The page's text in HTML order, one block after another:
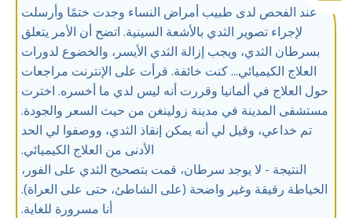
عند الفحص لدى طبيب أمراض النساء وجدت ختمًا وأرسلت
لإجراء تصوير الثدي بالأشعة السينية. اتضح أن الأمر يتعلق
بسرطان الثدي، ويجب إزالة الثدي الأيسر، والخضوع لدورات
العلاج الكيميائي... كنت خائفة. قرأت على الإنترنت مراجعات
حول العلاج في ألمانيا وقررت أنه ليس لدي ما أخسره. اخترت
مستشفى المدينة في مدينة زولينغن من حيث السعر والجودة.
تم خداعي، وقيل لي أنه يمكن إنقاذ الثدي، ووصفوا لي الحد
الأدنى من العلاج الكيميائي.
النتيجة - لا يوجد سرطان، قمت بتصحيح الثدي على الفور،
الخياطة رقيقة وغير واضحة (على الشاطئ، حتى على العراة).
أنا مسرورة للغاية.